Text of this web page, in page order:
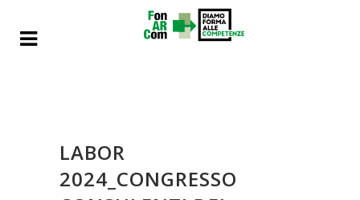
LABOR
2024_CONGRESSO